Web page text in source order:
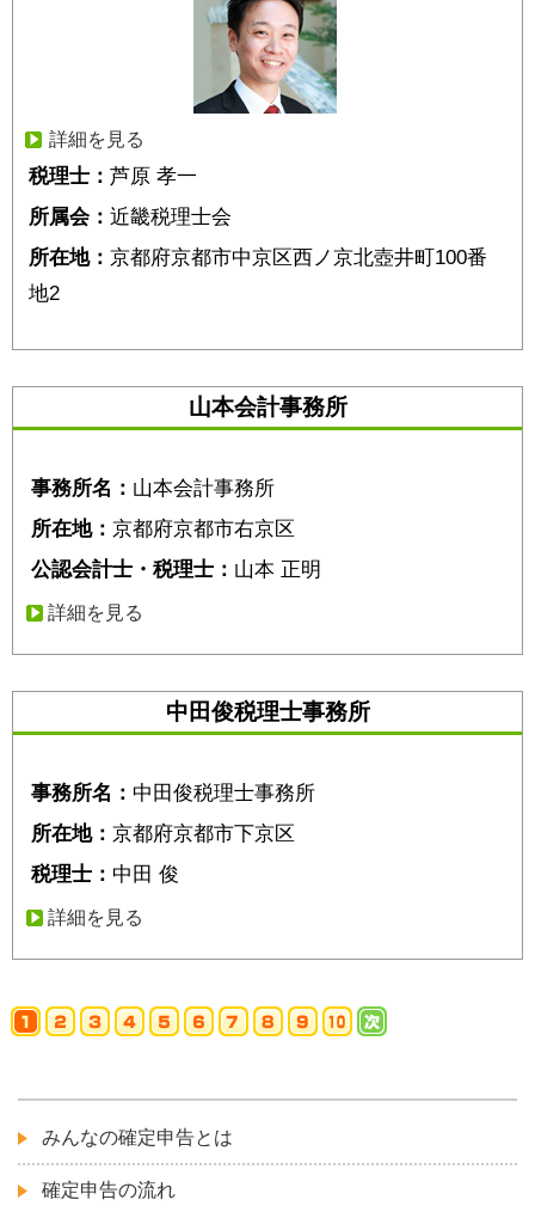
詳細を見る
税理士： 芦原 孝一
所属会： 近畿税理士会
所在地： 京都府京都市中京区西ノ京北壺井町100番
地2
山本会計事務所
事務所名： 山本会計事務所
所在地： 京都府京都市右京区
公認会計士・税理士： 山本 正明
詳細を見る
中田俊税理士事務所
事務所名： 中田俊税理士事務所
所在地： 京都府京都市下京区
税理士： 中田 俊
詳細を見る
みんなの確定申告とは
確定申告の流れ